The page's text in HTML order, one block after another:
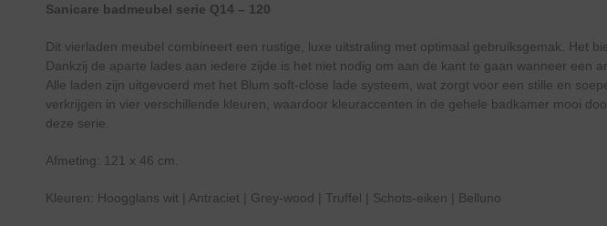
Sanicare badmeubel serie Q14 – 120
Dit vierladen meubel combineert een rustige, luxe uitstraling met optimaal gebruiksgemak. Het
Dankzij de aparte lades aan iedere zijde is het niet nodig om aan de kant te gaan wanneer een
Alle laden zijn uitgevoerd met het Blum soft-close lade systeem, wat zorgt voor een stille en
verkrijgen in vier verschillende kleuren, waardoor kleuraccenten in de gehele badkamer mooi
deze serie.
Afmeting: 121 x 46 cm.
Kleuren: Hoogglans wit | Antraciet | Grey-wood | Truffel | Schots-eiken | Belluno